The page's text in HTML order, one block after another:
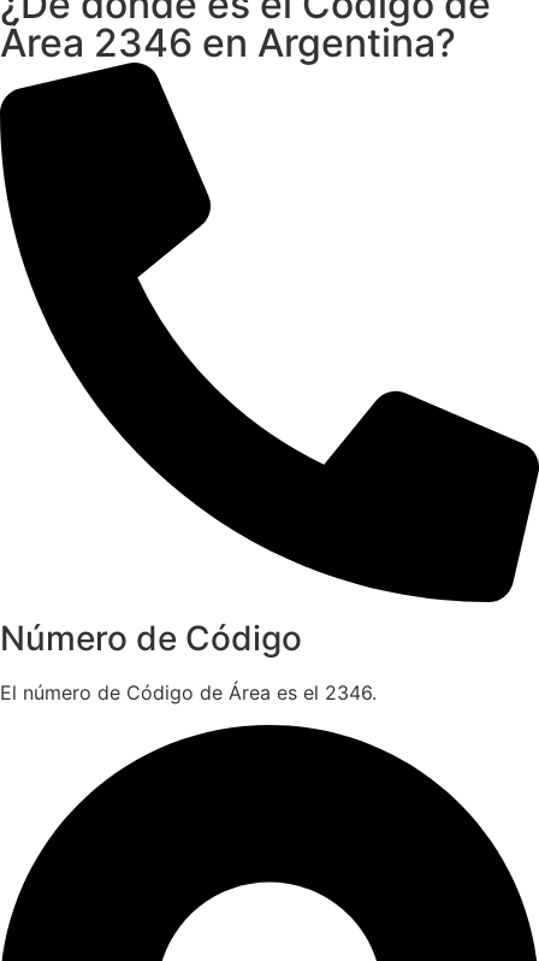
Área 2346 en Argentina?
Número de Código
El número de Código de Área es el 2346.